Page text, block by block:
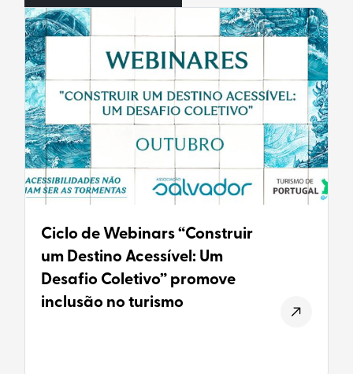
Ciclo de Webinars “Construir
um Destino Acessível: Um
Desafio Coletivo” promove
inclusão no turismo